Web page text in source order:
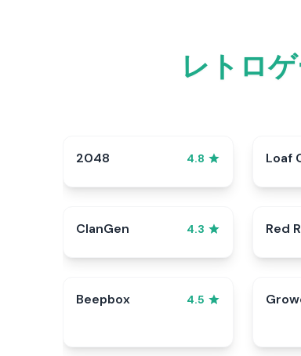
レトロ
2048 4.8 Loaf
ClanGen 4.3 Red
Beepbox 4.5